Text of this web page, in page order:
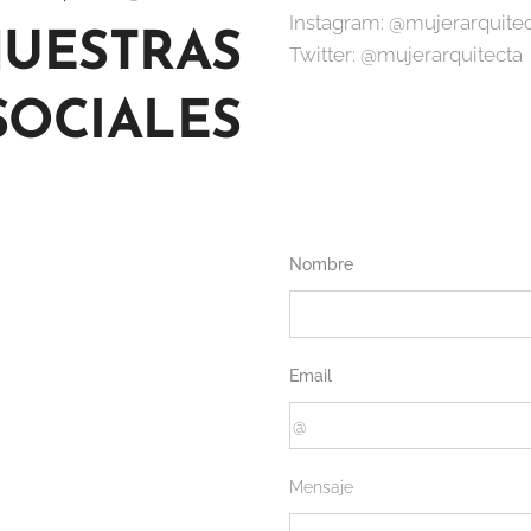
Instagram:
Twitter: @mujerarquitecta
Nombre
Email
Mensaje